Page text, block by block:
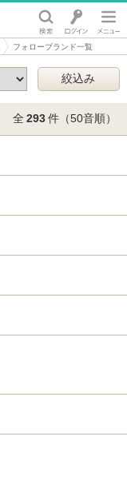
フォローブランド一覧
全 293件（50音順）